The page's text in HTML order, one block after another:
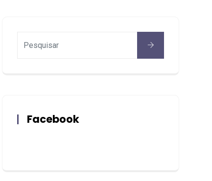
Facebook